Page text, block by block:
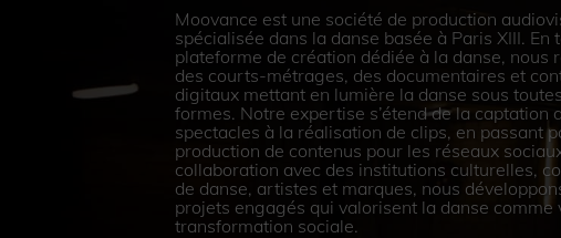
Moovance est une société de production
spécialisée dans la danse basée à Paris XIII. En
plateforme de création dédiée à la danse, nous
des courts-métrages, des documentaires et
digitaux mettant en lumière la danse sous
formes. Notre expertise s’étend de la captation
spectacles à la réalisation de clips, en passant
production de contenus pour les réseaux
collaboration avec des institutions culturelles,
de danse, artistes et marques, nous
projets engagés qui valorisent la danse comme
transformation sociale.